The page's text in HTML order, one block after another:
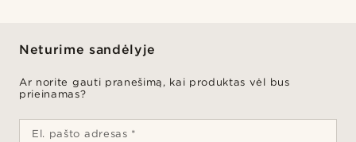
Neturime sandėlyje
Ar norite gauti pranešimą, kai produktas vėl bus
prieinamas?
El. pašto adresas *